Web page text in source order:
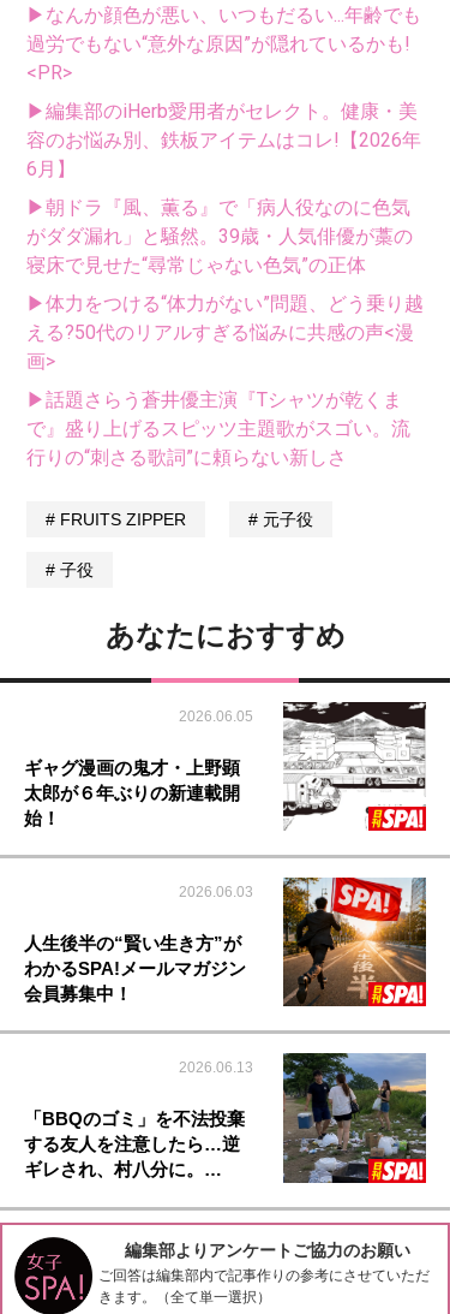
▶なんか顔色が悪い、いつもだるい...年齢でも
過労でもない“意外な原因”が隠れているかも!
<PR>
▶編集部のiHerb愛用者がセレクト。健康・美
容のお悩み別、鉄板アイテムはコレ!【2026年
6月】
▶朝ドラ『風、薫る』で「病人役なのに色気
がダダ漏れ」と騒然。39歳・人気俳優が藁の
寝床で見せた“尋常じゃない色気”の正体
▶体力をつける“体力がない”問題、どう乗り越
える?50代のリアルすぎる悩みに共感の声<漫
画>
▶話題さらう蒼井優主演『Tシャツが乾くま
で』盛り上げるスピッツ主題歌がスゴい。流
行りの“刺さる歌詞”に頼らない新しさ
FRUITS ZIPPER 元子役
子役
あなたにおすすめ
2026.06.05
ギャグ漫画の鬼才・上野顕
太郎が６年ぶりの新連載開
始！
2026.06.03
人生後半の“賢い生き方”が
わかるSPA!メールマガジン
会員募集中！
2026.06.13
「BBQのゴミ」を不法投棄
する友人を注意したら…逆
ギレされ、村八分に。…